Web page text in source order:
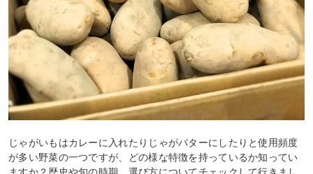
じゃがいもはカレーに入れたりじゃがバターにしたりと使用頻度
が多い野菜の一つですが、どの様な特徴を持っているか知ってい
ますか？歴史や旬の時期、選び方についてチェックして行きまし